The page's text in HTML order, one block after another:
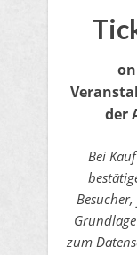
der
Bei
zum